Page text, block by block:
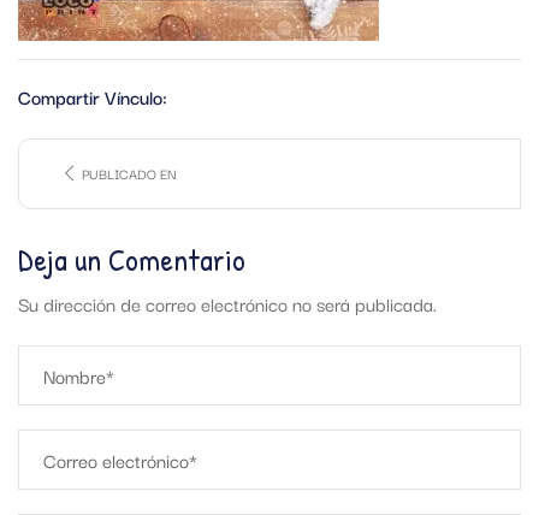
Compartir Vínculo:
PUBLICADO EN
Deja un Comentario
Su dirección de correo electrónico no será publicada.